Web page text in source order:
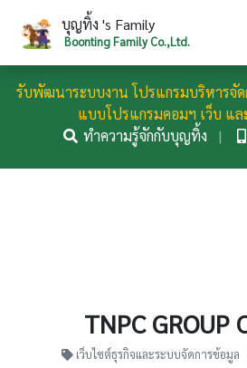
บุญทิ้ง 's Family
Boonting Family Co.,Ltd.
รับพัฒนาระบบงาน โปรแกรมบริหารจัด
แบบโปรแกรมคอมฯ เว็บ แ
ทำความรู้จักกับบุญทิ้ง
|
TNPC GROUP
เว็บไซต์ธุรกิจและระบบจัดการข้อมูล